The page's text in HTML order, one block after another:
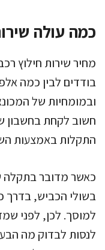
כמה עולה
מחיר שירות חילוץ
בודדים לבין כמה
ובמומחיות של
חשוב לקחת בחשבון
התקלות באמצעות
כאשר מדובר בתקלה
בשולי הכביש, בדרך
למוסך. לכן, לפני
לנסות לבדוק מה